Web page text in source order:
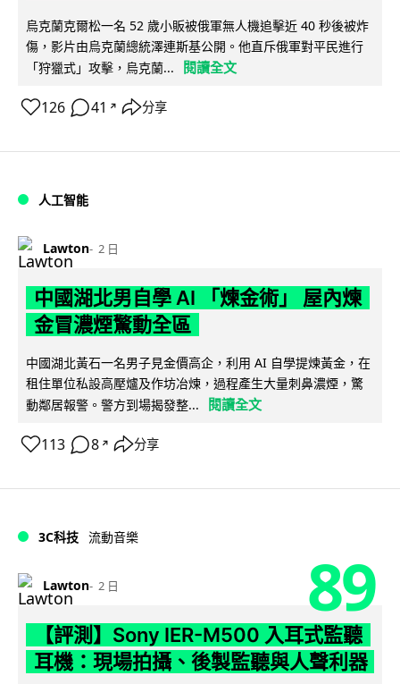
烏克蘭克爾松一名 52 歲小販被俄軍無人機追擊近 40 秒後被炸
傷，影片由烏克蘭總統澤連斯基公開。他直斥俄軍對平民進行
「狩獵式」攻擊，烏克蘭...
閱讀全文
126 41 ↗ 分享
人工智能
Lawton 2 日
中國湖北男自學 AI 「煉金術」 屋內煉
金冒濃煙驚動全區
中國湖北黃石一名男子見金價高企，利用 AI 自學提煉黃金，在
租住單位私設高壓爐及作坊冶煉，過程產生大量刺鼻濃煙，驚
動鄰居報警。警方到場揭發整...
閱讀全文
113 8 ↗ 分享
3C科技 流動音樂
Lawton 2 日 89
【評測】Sony IER-M500 入耳式監聽
耳機：現場拍攝、後製監聽與人聲利器